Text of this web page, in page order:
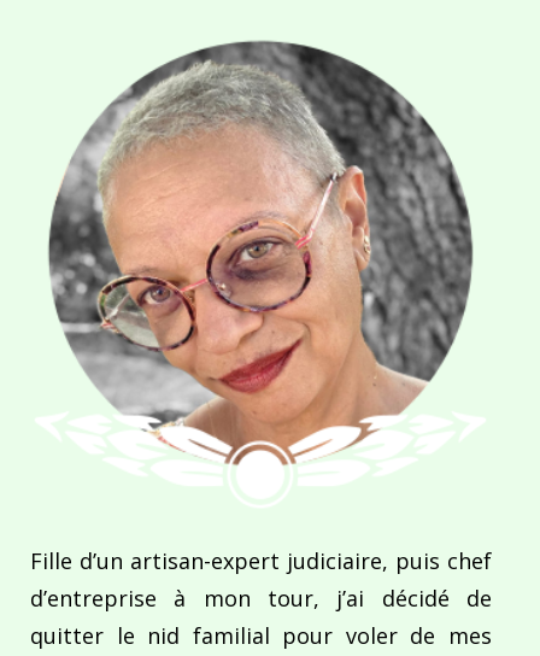
Fille d’un artisan-expert judiciaire, puis chef
d’entreprise à mon tour, j’ai décidé de
quitter le nid familial pour voler de mes